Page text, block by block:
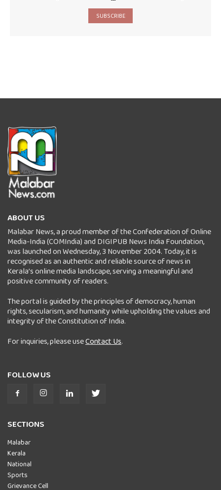
SUBSCRIBE
ABOUT US
Malabar News, a proud member of the Confederation of Online
Media-India (COMIndia) and DIGIPUB News India Foundation,
was launched on Wednesday, 3 November 2004. Today, it is
recognised as an authentic and reliable source of news in
Kerala’s online media landscape, serving a meaningful and
positive community of readers.
The portal is guided by the principles of democracy, human
rights, secularism, and humanity while upholding the values and
integrity of the Constitution of India.
For inquiries, please useContact Us.
FOLLOW US
SECTIONS
Malabar
Kerala
National
Sports
Grievance Cell